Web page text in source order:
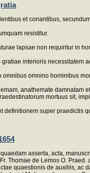
et conantibus,
resistitur.
lapsae non requiritur in
interioris necessitatem
omnino hominibus
anathemate damnatam
mortuus sit,
definitionem super
asserta, acta,
Thomae de Lemos O.
quaestionis de auxiliis, ac